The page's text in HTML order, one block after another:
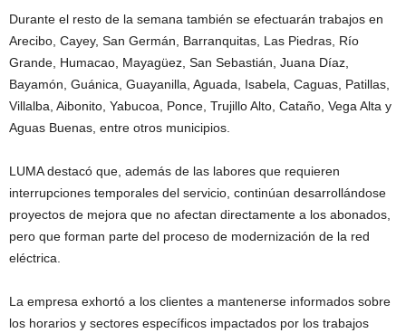
Durante el resto de la semana también se efectuarán trabajos en
Arecibo, Cayey, San Germán, Barranquitas, Las Piedras, Río
Grande, Humacao, Mayagüez, San Sebastián, Juana Díaz,
Bayamón, Guánica, Guayanilla, Aguada, Isabela, Caguas, Patillas,
Villalba, Aibonito, Yabucoa, Ponce, Trujillo Alto, Cataño, Vega Alta y
Aguas Buenas, entre otros municipios.
LUMA destacó que, además de las labores que requieren
interrupciones temporales del servicio, continúan desarrollándose
proyectos de mejora que no afectan directamente a los abonados,
pero que forman parte del proceso de modernización de la red
eléctrica.
La empresa exhortó a los clientes a mantenerse informados sobre
los horarios y sectores específicos impactados por los trabajos